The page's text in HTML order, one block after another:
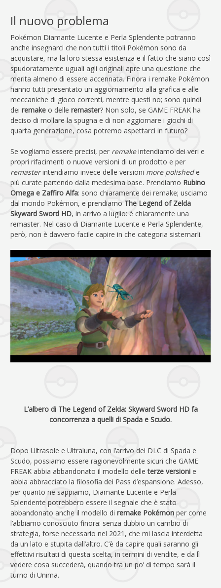
Il nuovo problema
Pokémon Diamante Lucente e Perla Splendente potranno
anche insegnarci che non tutti i titoli Pokémon sono da
acquistare, ma la loro stessa esistenza e il fatto che siano così
spudoratamente uguali agli originali apre una questione che
merita almeno di essere accennata. Finora i remake Pokémon
hanno tutti presentato un aggiornamento alla grafica e alle
meccaniche di gioco correnti, mentre questi no; sono quindi
dei remake o delle remaster? Non solo, se GAME FREAK ha
deciso di mollare la spugna e di non aggiornare i giochi di
quarta generazione, cosa potremo aspettarci in futuro?
Se vogliamo essere precisi, per remakeintendiamo dei veri e
propri rifacimenti o nuove versioni di un prodotto e per
remasterintendiamo invece delle versioni more polishede
più curate partendo dalla medesima base. Prendiamo Rubino
Omega e Zaffiro Alfa: sono chiaramente dei remake; usciamo
dal mondo Pokémon, e prendiamo The Legend of Zelda
Skyward Sword HD, in arrivo a luglio: è chiaramente una
remaster. Nel caso di Diamante Lucente e Perla Splendente,
però, non è davvero facile capire in che categoria sistemarli.
L’albero di The Legend of Zelda: Skyward Sword HD fa
concorrenza a quelli di Spada e Scudo.
Dopo Ultrasole e Ultraluna, con l’arrivo dei DLC di Spada e
Scudo, possiamo essere ragionevolmente sicuri che GAME
FREAK abbia abbandonato il modello delleterze versioni e
abbia abbracciato la filosofia dei Pass d’espansione. Adesso,
per quanto ne sappiamo, Diamante Lucente e Perla
Splendente potrebbero essere il segnale che è stato
abbandonato anche il modello di remake Pokémon per come
l’abbiamo conosciuto finora: senza dubbio un cambio di
strategia, forse necessario nel 2021, che mi lascia interdetta
da un lato e stupita dall’altro. C’è da capire quali saranno gli
effettivi risultati di questa scelta, in termini di vendite, e da lì
vedere cosa succederà, quando tra un po’ di tempo sarà il
turno di Unima.